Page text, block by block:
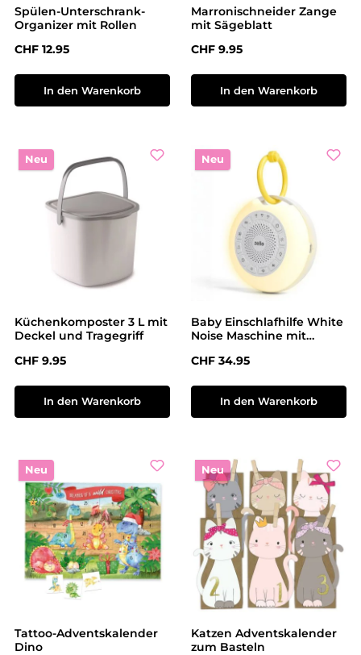
Spülen-Unterschrank-
Organizer mit Rollen
Regulärer Preis:
CHF 12.95
In den Warenkorb
Marronischneider Zange
mit Sägeblatt
Regulärer Preis:
CHF 9.95
In den Warenkorb
Neu
Küchenkomposter 3 L mit
Deckel und Tragegriff
Regulärer Preis:
CHF 9.95
In den Warenkorb
Neu
Baby Einschlafhilfe White
Noise Maschine mit
Regulärer Preis:
CHF 34.95
In den Warenkorb
Neu
Tattoo-Adventskalender
Dino
Neu
Katzen Adventskalender
zum Basteln